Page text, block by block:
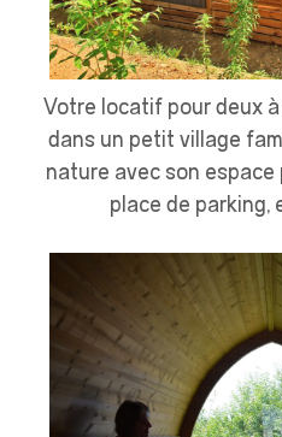
Votre locatif pour deux
dans un petit village
nature avec son
place de parking,